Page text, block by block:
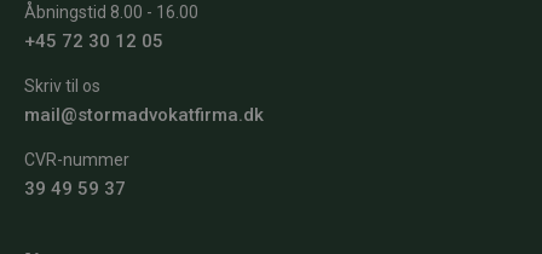
Åbningstid 8.00 - 16.00
+45 72 30 12 05
Skriv til os
mail@stormadvokatfirma.dk
CVR-nummer
39 49 59 37